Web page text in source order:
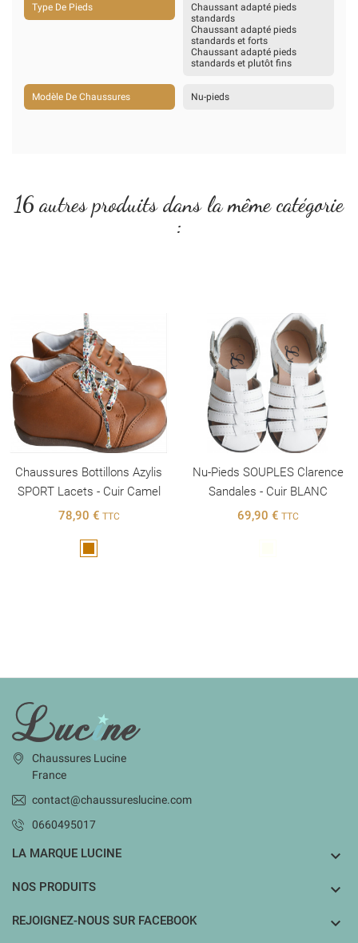
Type De Pieds
Chaussant adapté pieds
standards
Chaussant adapté pieds
standards et forts
Chaussant adapté pieds
standards et plutôt fins
Modèle De Chaussures Nu-pieds
16 autres produits dans la même catégorie
:
Chaussures Bottillons Azylis
SPORT Lacets - Cuir Camel
78,90 € TTC
Nu-Pieds SOUPLES Clarence
Sandales - Cuir BLANC
69,90 € TTC
INFORMATIONS
Chaussures Lucine
France
contact@chaussureslucine.com
0660495017
LA MARQUE LUCINE 
NOS PRODUITS 
REJOIGNEZ-NOUS SUR FACEBOOK 